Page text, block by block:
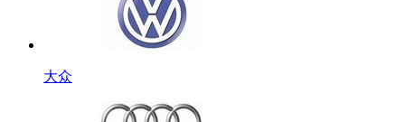
大众